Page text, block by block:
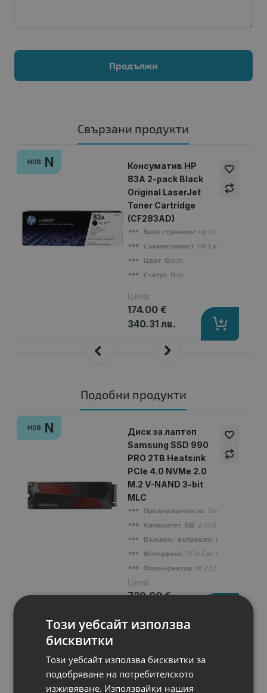
Продължи
Свързани продукти
НОВ N
Консуматив HP
83A 2-pack Black
Original LaserJet
Toner Cartridge
(CF283AD)
Брой страници: up to 1500 pages
Съвместимост: HP LaserJet Pro
Цвят: Black
Статус: Нов
Цена:
174.00 €
340.31 лв.
Подобни продукти
НОВ N
Диск за лаптоп
Samsung SSD 990
PRO 2TB Heatsink
PCIe 4.0 NVMe 2.0
M.2 V-NAND 3-bit
MLC
Предназначен за: Лаптопи
Капацитет, GB: 2 000 GB (2 TB)
Външен/ вътрешен: Internal
Интерфейс: PCIe Gen 4.0 x4, NVMe
Форм-фактор: M.2 (2280)
Цена:
739.00 €
* Инсталираната операционна система е съобразена с
поколението на процесора и изискванията на Microsoft.
Всеки клиент, закупил лаптоп или компютър в рамките
Този уебсайт използва
бисквитки
Този уебсайт използва бисквитки за
подобряване на потребителското
изживяване. Използвайки нашия